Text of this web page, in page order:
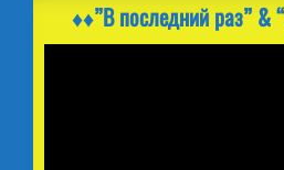
♦️♦️”В последний раз” &